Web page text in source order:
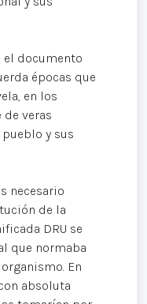
el documento
épocas que
en los
de veras
y sus
necesario
de la
DRU se
que normaba
En
absoluta